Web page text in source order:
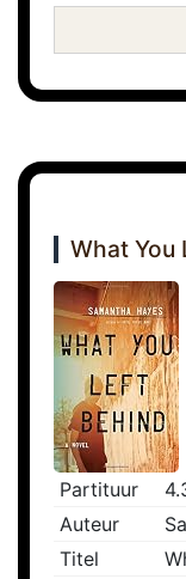
What You
Partituur
Auteur
Titel